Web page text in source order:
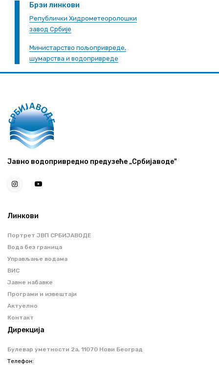
Брзи линкови
Републички Хидрометеоролошки
завод Србије
Министарство пољопривреде,
шумарства и водопривреде
Јавно водопривредно предузеће „Србијаводе"
Линкови
Портрет ЈВП СРБИЈАВОДЕ
Вода без граница
Управљање водама
ВИС
Јавне набавке
Програми и извештаји
Актуелно
Контакт
Дирекција
Булевар уметности 2a, 11070 Нови Београд
Телефон: